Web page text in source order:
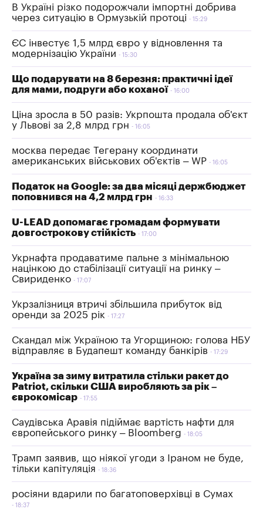
В Україні різко подорожчали імпортні добрива
через ситуацію в Ормузькій протоці
15:29
ЄС інвестує 1,5 млрд євро у відновлення та
модернізацію України
15:30
Що подарувати на 8 березня: практичні ідеї
для мами, подруги або коханої
16:00
Ціна зросла в 50 разів: Укрпошта продала об'єкт
у Львові за 2,8 млрд грн
16:05
москва передає Тегерану координати
американських військових об'єктів – WP
16:05
Податок на Google: за два місяці держбюджет
поповнився на 4,2 млрд грн
16:33
U-LEAD допомагає громадам формувати
довгострокову стійкість
17:00
Укрнафта продаватиме пальне з мінімальною
націнкою до стабілізації ситуації на ринку –
Свириденко
17:07
Укрзалізниця втричі збільшила прибуток від
оренди за 2025 рік
17:27
Скандал між Україною та Угорщиною: голова НБУ
відправляє в Будапешт команду банкірів
17:29
Україна за зиму витратила стільки ракет до
Patriot, скільки США виробляють за рік –
єврокомісар
17:55
Саудівська Аравія підіймає вартість нафти для
європейського ринку – Bloomberg
18:05
Трамп заявив, що ніякої угоди з Іраном не буде,
тільки капітуляція
18:36
росіяни вдарили по багатоповерхівці в Сумах
18:37